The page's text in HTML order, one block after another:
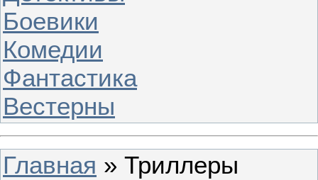
Боевики
Комедии
Фантастика
Вестерны
Главная » Триллеры